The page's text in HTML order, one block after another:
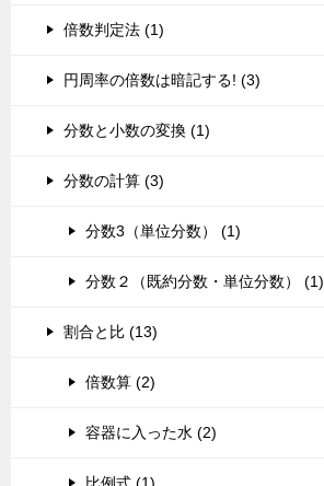
倍数判定法 (1)
円周率の倍数は暗記する! (3)
分数と小数の変換 (1)
分数の計算 (3)
分数3（単位分数） (1)
分数２（既約分数・単位分数） (1)
割合と比 (13)
倍数算 (2)
容器に入った水 (2)